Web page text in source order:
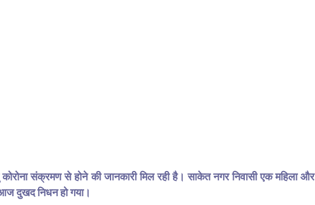
संक्रमण से होने की जानकारी मिल रही है। साकेत नगर निवासी एक महिला और
दुखद निधन हो गया।